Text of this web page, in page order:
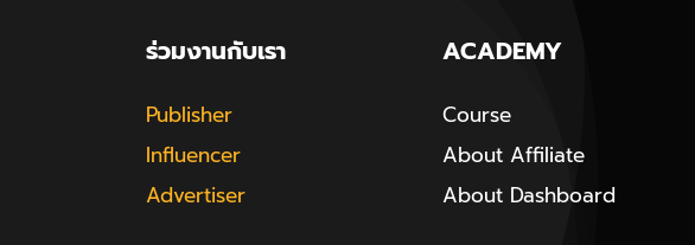
ร่วมงานกับเรา
Publisher
Influencer
Advertiser
ACADEMY
Course
About Affiliate
About Dashboard